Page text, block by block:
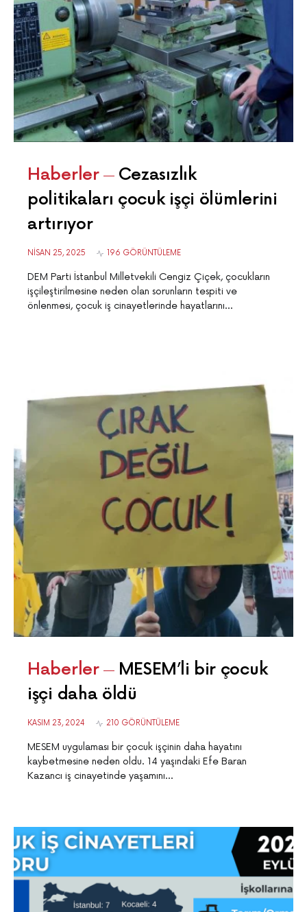
Haberler
Cezasızlık
politikaları çocuk işçi ölümlerini
artırıyor
NISAN 25, 2025 196 GÖRÜNTÜLEME
DEM Parti İstanbul Milletvekili Cengiz Çiçek, çocukların
işçileştirilmesine neden olan sorunların tespiti ve
önlenmesi, çocuk iş cinayetlerinde hayatlarını…
Haberler
MESEM’li bir çocuk
işçi daha öldü
KASIM 23, 2024 210 GÖRÜNTÜLEME
MESEM uygulaması bir çocuk işçinin daha hayatını
kaybetmesine neden oldu. 14 yaşındaki Efe Baran
Kazancı iş cinayetinde yaşamını…